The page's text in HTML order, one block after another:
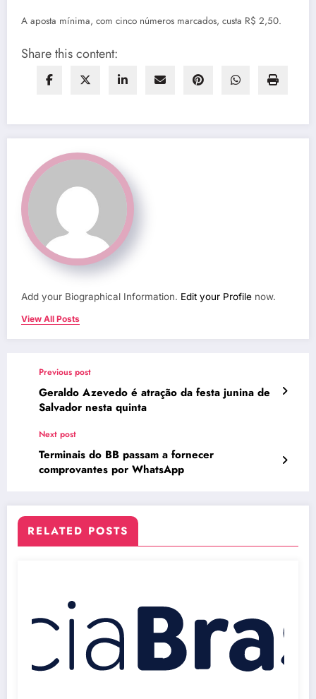
A aposta mínima, com cinco números marcados, custa R$ 2,50.
Share this content:
Add your Biographical Information. Edit your Profile now.
View All Posts
Previous post
Geraldo Azevedo é atração da festa junina de
Salvador nesta quinta
Next post
Terminais do BB passam a fornecer
comprovantes por WhatsApp
RELATED POSTS